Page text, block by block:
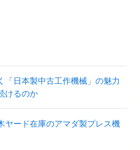
「日本製中古工作機械」の魅力
けるのか
ヤード在庫のアマダ製プレス機